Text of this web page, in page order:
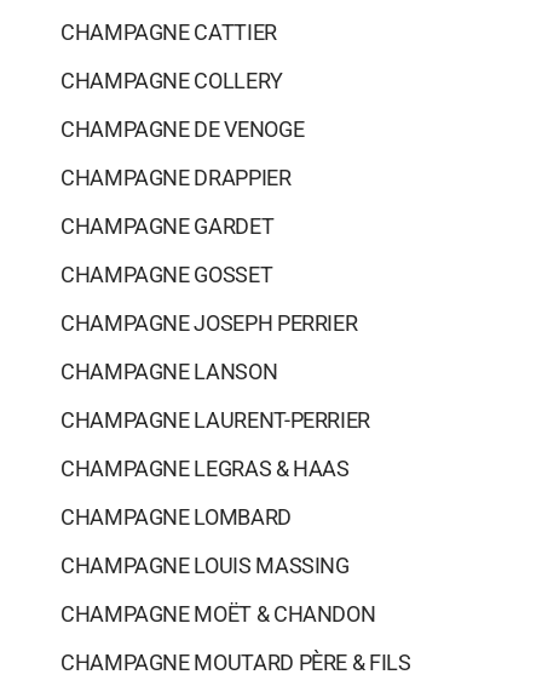
CHAMPAGNE CATTIER
CHAMPAGNE COLLERY
CHAMPAGNE DE VENOGE
CHAMPAGNE DRAPPIER
CHAMPAGNE GARDET
CHAMPAGNE GOSSET
CHAMPAGNE JOSEPH PERRIER
CHAMPAGNE LANSON
CHAMPAGNE LAURENT-PERRIER
CHAMPAGNE LEGRAS & HAAS
CHAMPAGNE LOMBARD
CHAMPAGNE LOUIS MASSING
CHAMPAGNE MOËT & CHANDON
CHAMPAGNE MOUTARD PÈRE & FILS